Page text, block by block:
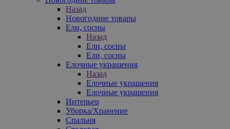
Назад
Новогодние товары
Ели, сосны
Назад
Ели, сосны
Ели, сосны
Елочные украшения
Назад
Елочные украшения
Елочные украшения
Интерьер
Уборка/Хранение
Спальня